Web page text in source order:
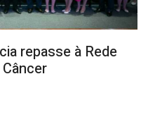
repasse à Rede